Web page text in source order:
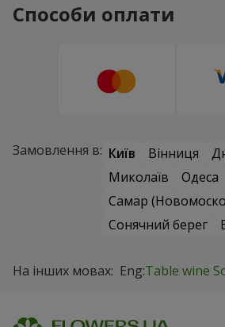
Способи оплати
Замовлення в: Київ Вінниця
Миколаїв
Одеса
Самар
Сонячний берег
На інших мовах: Eng:Table wine